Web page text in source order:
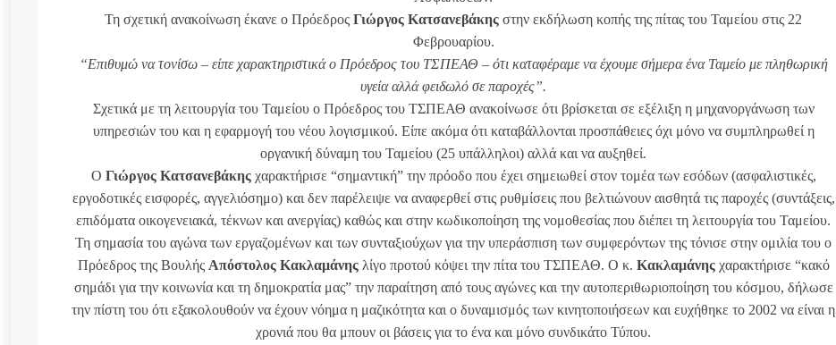
Τη σχετική ανακοίνωση έκανε ο Πρόεδρος Γιώργος Κατσανεβάκης στην εκδήλωση κοπής της πίτας του Ταμείου στις 22
Φεβρουαρίου.
“Επιθυμώ να τονίσω – είπε χαρακτηριστικά ο Πρόεδρος του ΤΣΠΕΑΘ – ότι καταφέραμε να έχουμε σήμερα ένα Ταμείο με πληθωρική
υγεία αλλά φειδωλό σε παροχές”.
Σχετικά με τη λειτουργία του Ταμείου ο Πρόεδρος του ΤΣΠΕΑΘ ανακοίνωσε ότι βρίσκεται σε εξέλιξη η μηχανοργάνωση των
υπηρεσιών του και η εφαρμογή του νέου λογισμικού. Είπε ακόμα ότι καταβάλλονται προσπάθειες όχι μόνο να συμπληρωθεί η
οργανική δύναμη του Ταμείου (25 υπάλληλοι) αλλά και να αυξηθεί.
Ο Γιώργος Κατσανεβάκηςχαρακτήρισε “σημαντική” την πρόοδο που έχει σημειωθεί στον τομέα των εσόδων (ασφαλιστικές,
εργοδοτικές εισφορές, αγγελιόσημο) και δεν παρέλειψε να αναφερθεί στις ρυθμίσεις που βελτιώνουν αισθητά τις παροχές (συντάξεις,
επιδόματα οικογενειακά, τέκνων και ανεργίας) καθώς και στην κωδικοποίηση της νομοθεσίας που διέπει τη λειτουργία του Ταμείου.
Τη σημασία του αγώνα των εργαζομένων και των συνταξιούχων για την υπεράσπιση των συμφερόντων της τόνισε στην ομιλία του ο
Πρόεδρος της Βουλής Απόστολος Κακλαμάνηςλίγο προτού κόψει την πίτα του ΤΣΠΕΑΘ. Ο κ. Κακλαμάνηςχαρακτήρισε “κακό
σημάδι για την κοινωνία και τη δημοκρατία μας” την παραίτηση από τους αγώνες και την αυτοπεριθωριοποίηση του κόσμου, δήλωσε
την πίστη του ότι εξακολουθούν να έχουν νόημα η μαζικότητα και ο δυναμισμός των κινητοποιήσεων και ευχήθηκε το 2002 να είναι η
χρονιά που θα μπουν οι βάσεις για το ένα και μόνο συνδικάτο Τύπου.